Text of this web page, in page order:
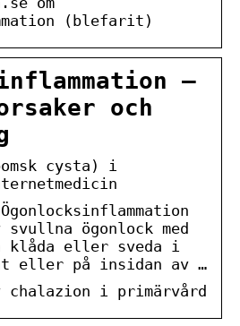
(blefarit)
–
och
cysta) i
svullna ögonlock med
klåda eller sveda i
eller på insidan av …
chalazion i primärvård